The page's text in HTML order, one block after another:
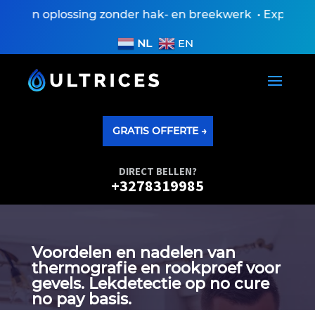
oplossing zonder hak- en breekwerk •
NL EN
GRATIS OFFERTE →
DIRECT BELLEN?
+3278319985
Voordelen en nadelen van
thermografie en rookproef voor
gevels.​ Lekdetectie op no cure
no pay basis.